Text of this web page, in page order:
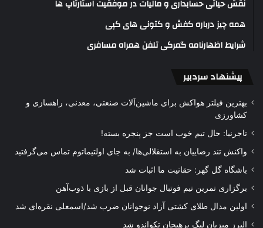
نقش حیاتی حسابداری و مالیات در موفقیت استارتاپ ها
همه چیز درباره کفش و کتونی های کپی
شرایط اظهارنامه گمرکی تلفن همراه مسافری
پیشنهاد سردبیر
بهترین فیلتر هواکش برای ماشین‌آلات صنعتی، معدنی، راهسازی و
کشاورزی
تاجرنیا: حال تیم خوب است جز پنجره بسته!
واکنش تند رضاییان به استقلالی‌ها/ به جای اولتیماتوم تماس می‌گرفتید
باشگاه گل گهر: حقانیت ما اثبات شد
برگزاری تمرین تیم فوتبال جوانان قبل از بازی با ذوب‌آهن
اولین مدال طلای کشتی آزاد نوجوانان ضرب شد/اسمعلی نقره‌ای شد
البرز میزبان لیگ پرهیجان تکواندو شد